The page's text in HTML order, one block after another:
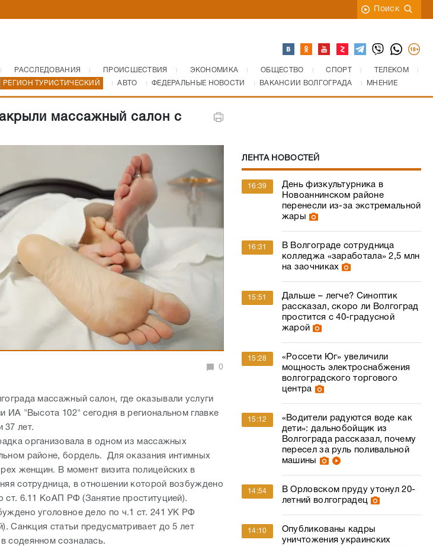
Поиск
РАССЛЕДОВАНИЯ ПРОИСШЕСТВИЯ ЭКОНОМИКА ОБЩЕСТВО СПОРТ
ТЕЛЕКОМ
РЕГИОН ТУРИСТИЧЕСКИЙ АВТО ФЕДЕРАЛЬНЫЕ НОВОСТИ ВАКАНСИИ ВОЛГОГРАДА МНЕНИЕ
массажный салон с
0
массажный салон, где оказывали услуги
ИА "Высота 102" сегодня в региональном главке
лет.
организовала в одном из массажных
районе, бордель. Для оказания интимных
женщин. В момент визита полицейских в
сотрудница, в отношении которой возбуждено
ст. 6.11 КоАП РФ (Занятие проституцией).
уголовное дело по ч.1 ст. 241 УК РФ
Санкция статьи предусматривает до 5 лет
содеянном созналась.
ЛЕНТА НОВОСТЕЙ
16:39
День физкультурника в
Новоаннинском районе
перенесли из-за экстремальной
жары
16:31
В Волгограде сотрудница
колледжа «заработала» 2,5 млн
на заочниках
15:51
Дальше – легче? Синоптик
рассказал, скоро ли Волгоград
простится с 40-градусной
жарой
15:28
«Россети Юг» увеличили
мощность электроснабжения
волгоградского торгового
центра
15:12
«Водители радуются воде как
дети»: дальнобойщик из
Волгограда рассказал, почему
пересел за руль поливальной
машины
14:54
В Орловском пруду утонул 20-
летний волгоградец
14:10
Опубликованы кадры
уничтожения украинских